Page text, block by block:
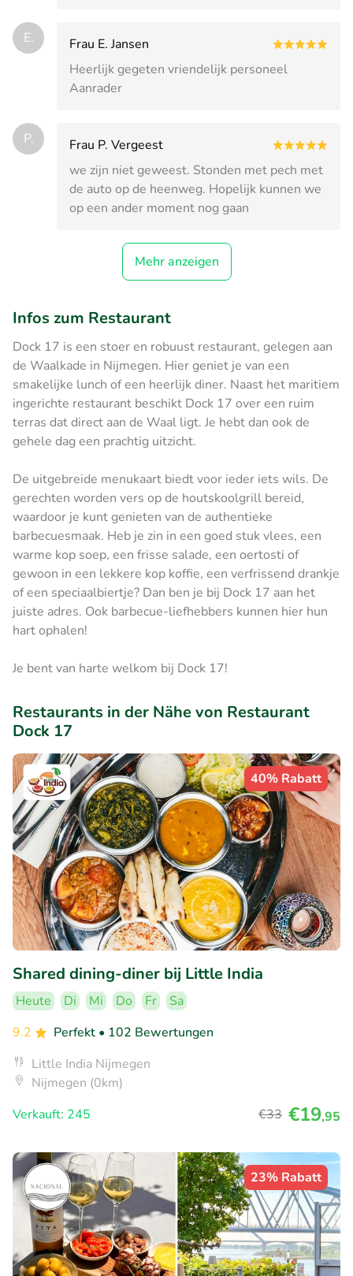
E.
Frau E. Jansen
Heerlijk gegeten vriendelijk personeel
Aanrader
P.
Frau P. Vergeest
we zijn niet geweest. Stonden met pech met
de auto op de heenweg. Hopelijk kunnen we
op een ander moment nog gaan
Mehr anzeigen
Infos zum Restaurant
Dock 17 is een stoer en robuust restaurant, gelegen aan
de Waalkade in Nijmegen. Hier geniet je van een
smakelijke lunch of een heerlijk diner. Naast het maritiem
ingerichte restaurant beschikt Dock 17 over een ruim
terras dat direct aan de Waal ligt. Je hebt dan ook de
gehele dag een prachtig uitzicht.
De uitgebreide menukaart biedt voor ieder iets wils. De
gerechten worden vers op de houtskoolgrill bereid,
waardoor je kunt genieten van de authentieke
barbecuesmaak. Heb je zin in een goed stuk vlees, een
warme kop soep, een frisse salade, een oertosti of
gewoon in een lekkere kop koffie, een verfrissend drankje
of een speciaalbiertje? Dan ben je bij Dock 17 aan het
juiste adres. Ook barbecue-liefhebbers kunnen hier hun
hart ophalen!
Je bent van harte welkom bij Dock 17!
Restaurants in der Nähe von Restaurant
Dock 17
40% Rabatt
Shared dining-diner bij Little India
Heute Di Mi Do Fr
Sa
9.2
Perfekt • 102 Bewertungen
Little India Nijmegen
Nijmegen (0km)
Verkauft: 245
€33 €19,95
23% Rabatt